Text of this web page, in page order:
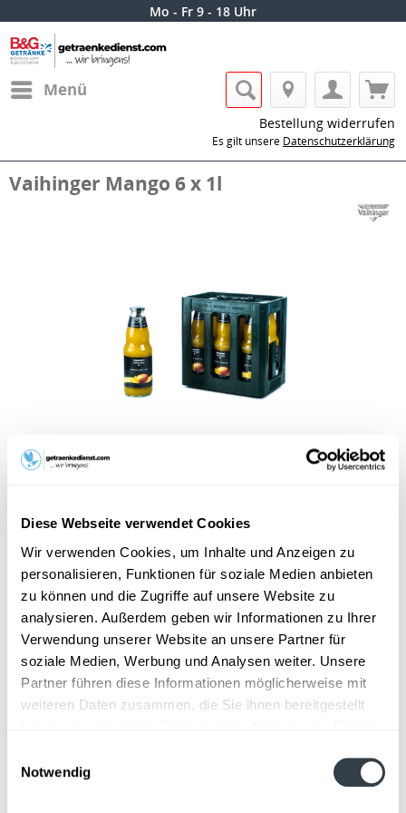
Diese Webseite verwendet Cookies
Wir verwenden Cookies, um Inhalte und Anzeigen zu
personalisieren, Funktionen für soziale Medien anbieten
zu können und die Zugriffe auf unsere Website zu
analysieren. Außerdem geben wir Informationen zu Ihrer
Verwendung unserer Website an unsere Partner für
soziale Medien, Werbung und Analysen weiter. Unsere
Partner führen diese Informationen möglicherweise mit
weiteren Daten zusammen, die Sie ihnen bereitgestellt
Notwendig
Mo - Fr 9 - 18 Uhr
Menü
Bestellung widerrufen
Es gilt unsere Datenschutzerklärung
Vaihinger Mango 6 x 1l
17,99 € *
Vorrätig
MEHRWEG
+2,40 € Pfand
In denWarenkorb
Hinzugefügt
Artikel-Nr.: 10586
Beschreibung